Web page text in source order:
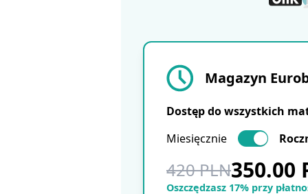
Magazyn
Dostęp do wszystkich
Miesięcznie
420 PLN350.00
Oszczędzasz 17% przy